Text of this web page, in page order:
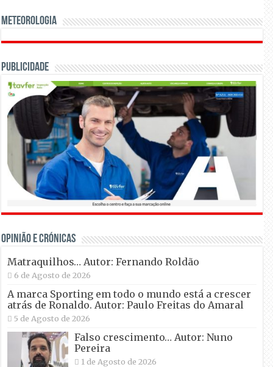
Meteorologia
Publicidade
OPINIÃO E CRÓNICAS
Matraquilhos… Autor: Fernando Roldão
6 de Agosto de 2026
A marca Sporting em todo o mundo está a crescer
atrás de Ronaldo. Autor: Paulo Freitas do Amaral
5 de Agosto de 2026
Falso crescimento… Autor: Nuno
Pereira
1 de Agosto de 2026